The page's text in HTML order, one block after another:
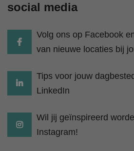
social media
Volg ons op Facebook
van nieuwe locaties bij
Tips voor jouw
LinkedIn
Wil jij geïnspireerd
Instagram!